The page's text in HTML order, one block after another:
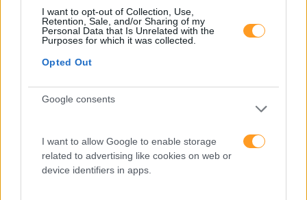
I want to opt-out of Collection, Use,
Retention, Sale, and/or Sharing of my
Personal Data that Is Unrelated with the
Purposes for which it was collected.
Opted Out
Google consents
I want to allow Google to enable storage
related to advertising like cookies on web or
device identifiers in apps.
O futuro dos líderes é
decidir com base em
dados e os dados
Fazer perguntas tira-nos
do piloto automático